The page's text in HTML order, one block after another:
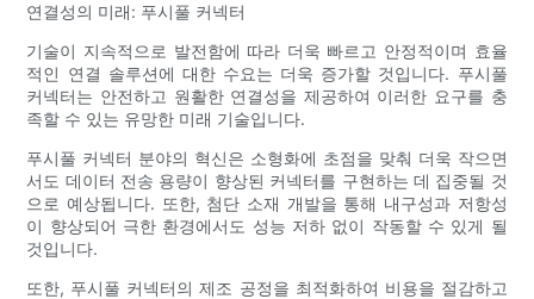
연결성의 미래: 푸시풀 커넥터
기술이 지속적으로 발전함에 따라 더욱 빠르고 안정적이며 효율
적인 연결 솔루션에 대한 수요는 더욱 증가할 것입니다. 푸시풀
커넥터는 안전하고 원활한 연결성을 제공하여 이러한 요구를 충
족할 수 있는 유망한 미래 기술입니다.
푸시풀 커넥터 분야의 혁신은 소형화에 초점을 맞춰 더욱 작으면
서도 데이터 전송 용량이 향상된 커넥터를 구현하는 데 집중될 것
으로 예상됩니다. 또한, 첨단 소재 개발을 통해 내구성과 저항성
이 향상되어 극한 환경에서도 성능 저하 없이 작동할 수 있게 될
것입니다.
또한, 푸시풀 커넥터의 제조 공정을 최적화하여 비용을 절감하고